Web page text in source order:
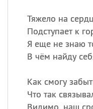
Тяжело на
Подступает к
Я еще не знаю
В чём найду
Как смогу
Что так